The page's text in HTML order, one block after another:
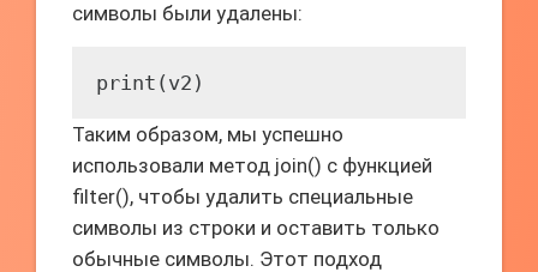
символы были удалены:
print(v2)
Таким образом, мы успешно
использовали метод join() с функцией
filter(), чтобы удалить специальные
символы из строки и оставить только
обычные символы. Этот подход